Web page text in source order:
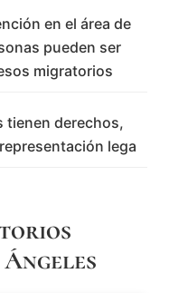
en el área de
pueden ser
migratorios
tienen derechos,
lega
Ángeles